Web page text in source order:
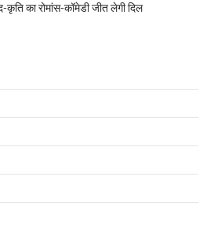
कृति का रोमांस-कॉमेडी जीत लेगी दिल